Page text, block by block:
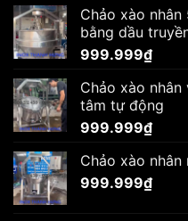
Chảo xào
bằng dầu
999.999₫
Chảo xào
tâm tự động
999.999₫
Chảo xào
999.999₫